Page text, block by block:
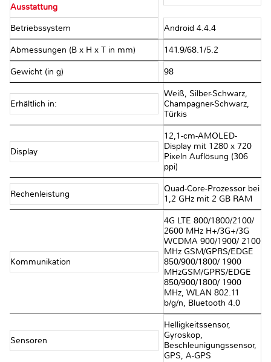
Ausstattung
Betriebssystem Android 4.4.4
Abmessungen (B x H x T in mm) 141.9/68.1/5.2
Gewicht (in g) 98
Erhältlich in:
Weiß, Silber-Schwarz,
Champagner-Schwarz,
Türkis
Display
12,1-cm-AMOLED-
Display mit 1280 x 720
Pixeln Auflösung (306
ppi)
Rechenleistung
Quad-Core-Prozessor bei
1,2 GHz mit 2 GB RAM
Kommunikation
4G LTE 800/1800/2100/
2600 MHz H+/3G+/3G
WCDMA 900/1900/ 2100
MHz GSM/GPRS/EDGE
850/900/1800/ 1900
MHzGSM/GPRS/EDGE
850/900/1800/ 1900
MHz, WLAN 802.11
b/g/n, Bluetooth 4.0
Sensoren
Helligkeitssensor,
Gyroskop,
Beschleunigungssensor,
GPS, A-GPS